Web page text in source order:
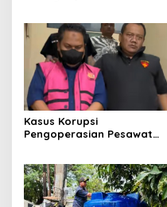
23
Kasus Korupsi
Pengoperasian Pesawat
Tersangka